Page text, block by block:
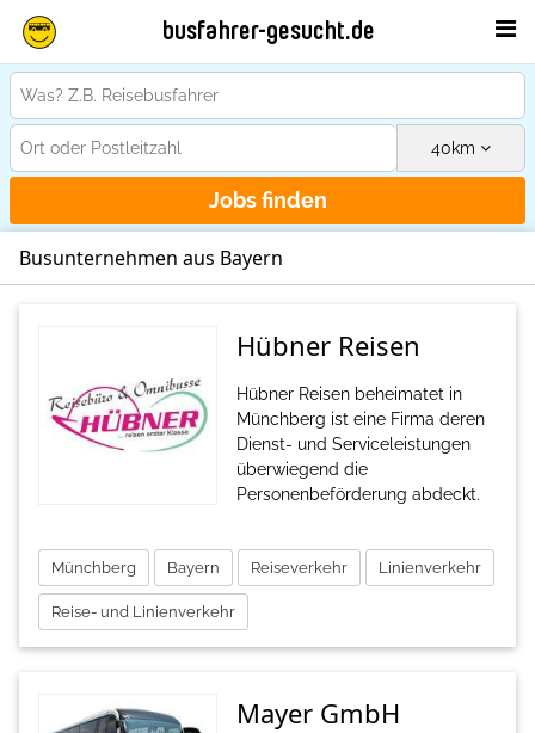
busfahrer-gesucht.de
40km
Jobs finden
Busunternehmen aus Bayern
Hübner Reisen
Hübner Reisen beheimatet in
Münchberg ist eine Firma deren
Dienst- und Serviceleistungen
überwiegend die
Personenbeförderung abdeckt.
Münchberg Bayern Reiseverkehr Linienverkehr
Reise- und Linienverkehr
Mayer GmbH